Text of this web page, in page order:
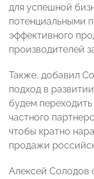
для успешной
потенциальными
эффективного
производителей
Также, добавил
подход в
будем
частного
чтобы кратно
продажи
Алексей Солодов